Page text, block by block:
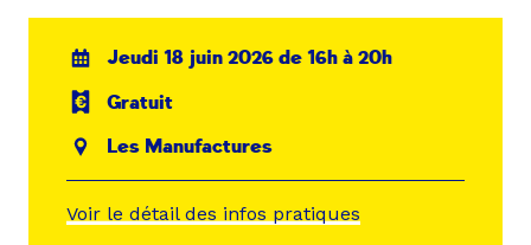
Jeudi 18 juin 2026 de 16h à 20h
Gratuit
Les Manufactures
Voir le détail des infos pratiques